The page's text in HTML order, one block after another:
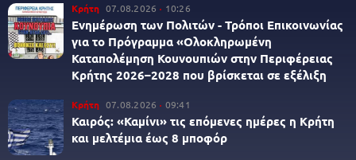
Κρήτη 07.08.2026 10:26
Ενημέρωση των Πολιτών - Τρόποι Επικοινωνίας
για το Πρόγραμμα «Ολοκληρωμένη
Καταπολέμηση Κουνουπιών στην Περιφέρειας
Κρήτης 2026–2028 που βρίσκεται σε εξέλιξη
Κρήτη 07.08.2026 09:41
Καιρός: «Καμίνι» τις επόμενες ημέρες η Κρήτη
και μελτέμια έως 8 μποφόρ